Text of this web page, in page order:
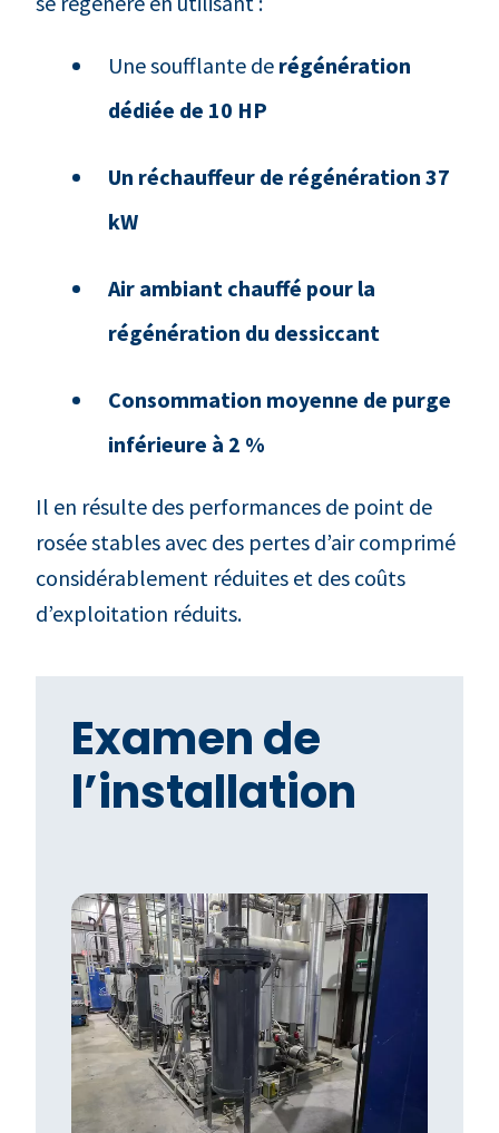
Une soufflante de régénération
dédiée de 10 HP
Un réchauffeur de régénération 37
kW
Air ambiant chauffé pour la
régénération du dessiccant
Consommation moyenne de purge
inférieure à 2 %
Il en résulte des performances de point de
rosée stables avec des pertes d’air comprimé
considérablement réduites et des coûts
d’exploitation réduits.
Examen de
l’installation